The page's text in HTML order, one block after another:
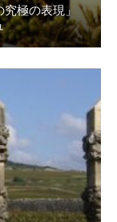
極の表現」